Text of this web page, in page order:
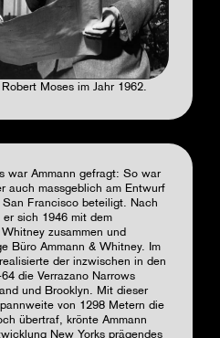
Moses im Jahr 1962.
war Ammann gefragt: So war
auch massgeblich am Entwurf
Francisco beteiligt. Nach
sich 1946 mit dem
zusammen und
Büro Ammann & Whitney. Im
der inzwischen in den
die Verrazano Narrows
und Brooklyn. Mit dieser
von 1298 Metern die
übertraf, krönte Ammann
New Yorks prägendes